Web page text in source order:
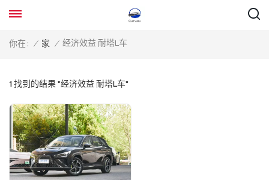
你在 : / 家 / 经济效益 耐塔L车
1 找到的结果 "经济效益 耐塔L车"